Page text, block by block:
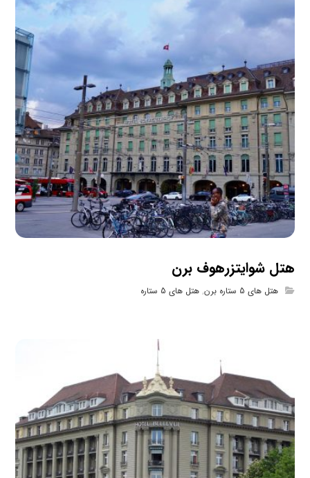
هتل شوایتزرهوف برن
هتل های 5 ستاره برن ,هتل های 5 ستاره